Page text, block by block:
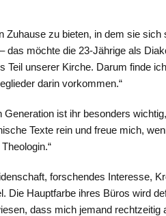
zu bieten, in dem sie
möchte die 23-Jährige als
Teil unserer Kirche. Darum finde
darin vorkommen.“
ist ihr besonders
Texte rein und freue mich,
forschendes Interesse,
Hauptfarbe ihres Büros wird
dass mich jemand rechtzeitig